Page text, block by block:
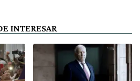
INTERESAR